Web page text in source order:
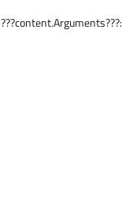
???content.Arguments???: